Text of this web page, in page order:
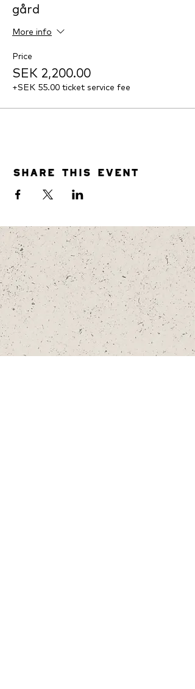
gård
More info
Price
SEK 2,200.00
+SEK 55.00 ticket service fee
Share this event